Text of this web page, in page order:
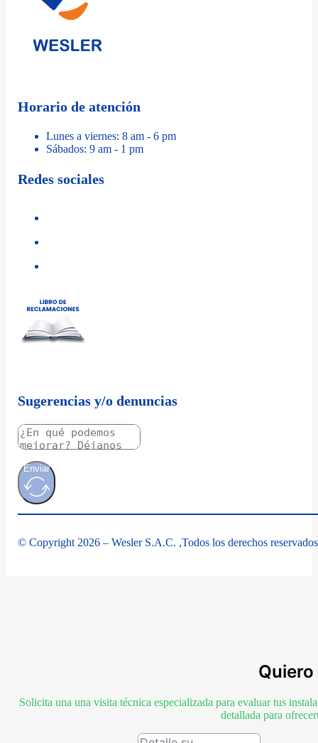
Horario de atención
Lunes a viernes: 8 am - 6 pm
Sábados: 9 am - 1 pm
Redes sociales
Sugerencias y/o denuncias
Enviar
© Copyright 2026 – Wesler S.A.C. ,Todos los derechos
Solicita una una visita técnica especializada para evaluar tus
detallada para